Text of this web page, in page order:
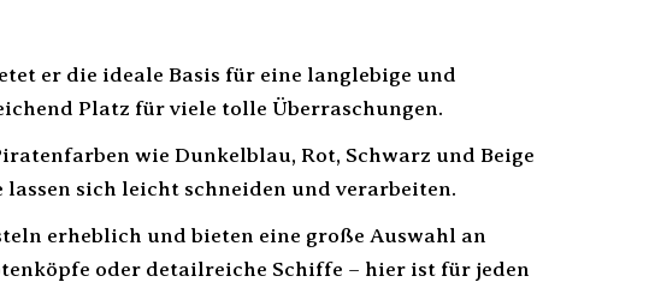
er die ideale Basis für eine langlebige und
Platz für viele tolle Überraschungen.
wie Dunkelblau, Rot, Schwarz und Beige
sich leicht schneiden und verarbeiten.
erheblich und bieten eine große Auswahl an
oder detailreiche Schiffe – hier ist für jeden